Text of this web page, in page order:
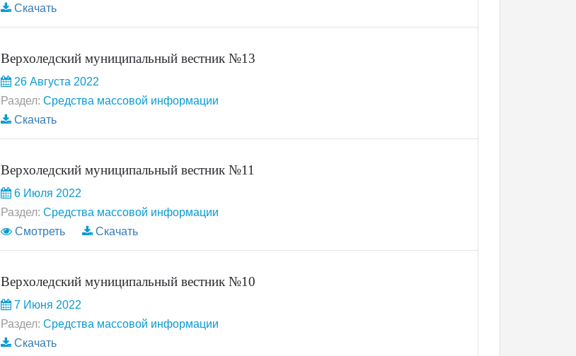
Скачать
Верхоледский муниципальный вестник №13
26 Августа 2022
Раздел: Средства массовой информации
Скачать
Верхоледский муниципальный вестник №11
6 Июля 2022
Раздел: Средства массовой информации
Смотреть
Скачать
Верхоледский муниципальный вестник №10
7 Июня 2022
Раздел: Средства массовой информации
Скачать